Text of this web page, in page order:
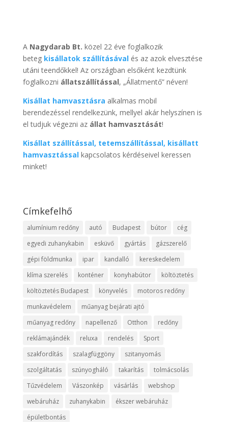
A Nagydarab Bt. közel 22 éve foglalkozik
beteg kisállatok szállításávalés az azok elvesztése
utáni teendőkkel! Az országban elsőként kezdtünk
foglalkozni állatszállítással, „Állatmentő” néven!
Kisállat hamvasztásra alkalmas mobil
berendezéssel rendelkezünk, mellyel akár helyszínen is
el tudjuk végezni az állat hamvasztását!
Kisállat szállítással, tetemszállítással, kisállatt
hamvasztássalkapcsolatos kérdéseivel keressen
minket!
Címkefelhő
alumínium redőny autó Budapest bútor
cég
egyedi zuhanykabin
esküvő gyártás
gázszerelő
gépi földmunka
ipar kandalló
kereskedelem
klíma szerelés
konténer konyhabútor
költöztetés
költöztetés Budapest
könyvelés
motoros redőny
munkavédelem
műanyag bejárati ajtó
műanyag redőny
napellenző Otthon
redőny
reklámajándék
reluxa rendelés
Sport
szakfordítás
szalagfüggöny
szitanyomás
szolgáltatás
szúnyogháló takarítás
tolmácsolás
Tűzvédelem
Vászonkép vásárlás
webshop
webáruház
zuhanykabin
ékszer webáruház
épületbontás